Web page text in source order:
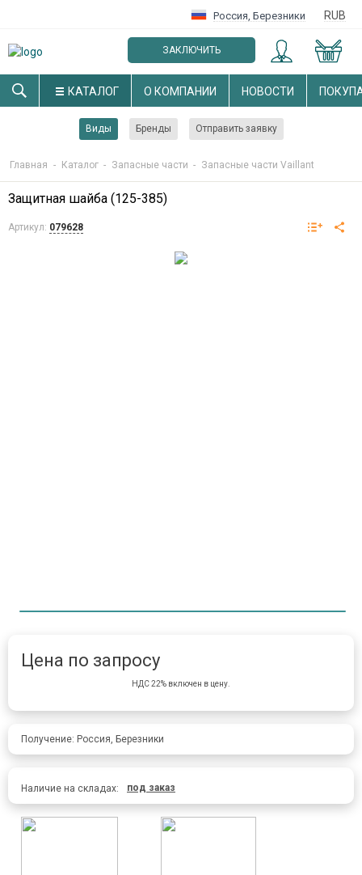
Россия, Березники RUB
ЗАКЛЮЧИТЬ
ОПТОВЫЙ ДОГОВОР
КАТАЛОГ О КОМПАНИИ НОВОСТИ
Виды Бренды Отправить заявку
Главная - Каталог - Запасные части - Запасные части Vaillant
Защитная шайба (125-385)
Артикул: 079628
Цена по запросу
НДС 22% включен в цену.
Получение: Россия, Березники
Наличие на складах: под заказ